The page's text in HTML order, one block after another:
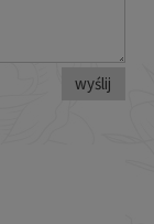
wyślij